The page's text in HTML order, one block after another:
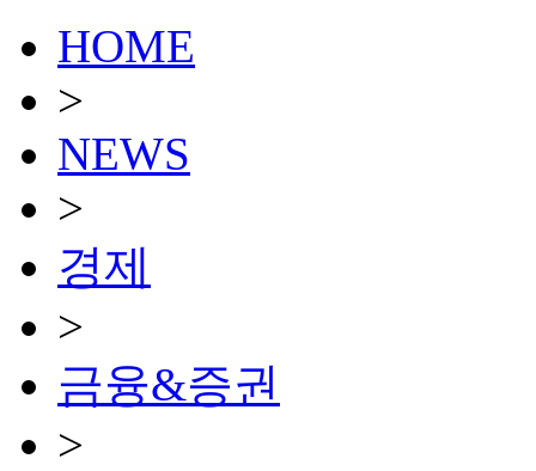
HOME
>
NEWS
>
경제
>
금융&증권
>